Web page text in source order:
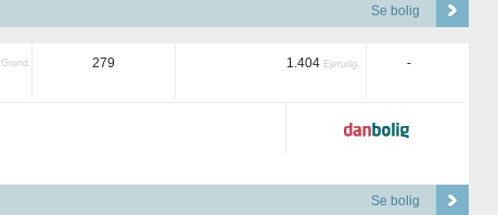
Se bolig
Grund 279 1.404 Ejerudg. -
Se bolig